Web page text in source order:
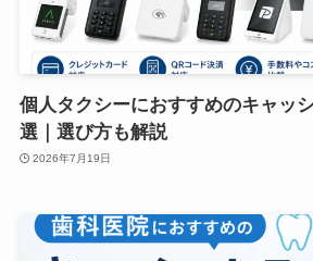
個人タクシーにおすすめのキャッ
選｜選び方も解説
2026年7月19日